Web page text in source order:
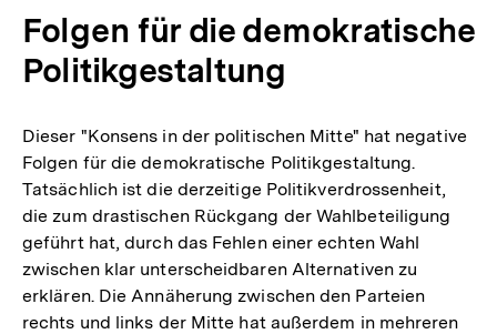
Folgen für die demokratische
Politikgestaltung
Dieser "Konsens in der politischen Mitte" hat negative
Folgen für die demokratische Politikgestaltung.
Tatsächlich ist die derzeitige Politikverdrossenheit,
die zum drastischen Rückgang der Wahlbeteiligung
geführt hat, durch das Fehlen einer echten Wahl
zwischen klar unterscheidbaren Alternativen zu
erklären. Die Annäherung zwischen den Parteien
rechts und links der Mitte hat außerdem in mehreren